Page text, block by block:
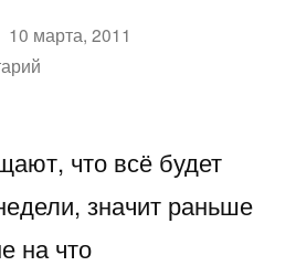
10 марта, 2011
к
конце
знаем…
что всё будет
значит раньше
на что